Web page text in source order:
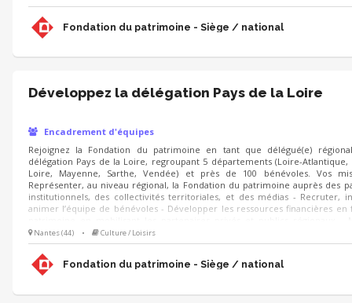
patrimoine et des territoires
Fondation du patrimoine - Siège / national
Développez la délégation Pays de la Loire
Encadrement d'équipes
Rejoignez la Fondation du patrimoine en tant que délégué(e)
délégation Pays de la Loire, regroupant 5 départements (Loire-Atlantique,
Loire, Mayenne, Sarthe, Vendée) et près de 100 bénévoles. Vos
Représenter, au niveau régional, la Fondation du patrimoine auprès des
institutionnels, des collectivités territoriales, et des médias - Recruter,
animer l’équipe de bénévoles - Développer les ressources financières en
oeuvre dans la région les axes stratégiques de la Fondation, au
patrimoine et des territoires
Nantes (44) • Culture / Loisirs
Fondation du patrimoine - Siège / national